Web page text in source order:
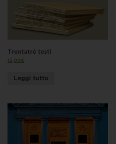
Trentatré testi
15,00€
Leggi tutto